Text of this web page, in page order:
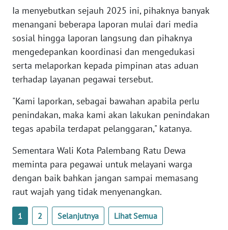
Ia menyebutkan sejauh 2025 ini, pihaknya banyak
menangani beberapa laporan mulai dari media
sosial hingga laporan langsung dan pihaknya
mengedepankan koordinasi dan mengedukasi
serta melaporkan kepada pimpinan atas aduan
terhadap layanan pegawai tersebut.
"Kami laporkan, sebagai bawahan apabila perlu
penindakan, maka kami akan lakukan penindakan
tegas apabila terdapat pelanggaran," katanya.
Sementara Wali Kota Palembang Ratu Dewa
meminta para pegawai untuk melayani warga
dengan baik bahkan jangan sampai memasang
raut wajah yang tidak menyenangkan.
1 2 Selanjutnya Lihat Semua
WN
SERAMBI
WN
JAMBI
WN
SULTRA
NTB
WN
SULTENG
SULBAR